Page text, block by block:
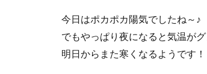
今日はポカポカ陽気でしたね～♪
でもやっぱり夜になると気温が
明日からまた寒くなるようです